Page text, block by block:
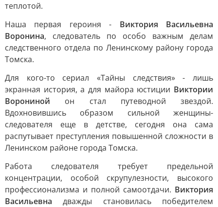
теплотой.
Наша первая героиня - Виктория Васильевна
Воронина, следователь по особо важным делам
следственного отдела по Ленинскому району города
Томска.
Для кого-то сериал «Тайны следствия» - лишь
экранная история, а для майора юстиции Виктории
Ворониной он стал путеводной звездой.
Вдохновившись образом сильной женщины-
следователя еще в детстве, сегодня она сама
распутывает преступления повышенной сложности в
Ленинском районе города Томска.
Работа следователя требует предельной
концентрации, особой скрупулезности, высокого
профессионализма и полной самоотдачи. Виктория
Васильевнадважды становилась победителем